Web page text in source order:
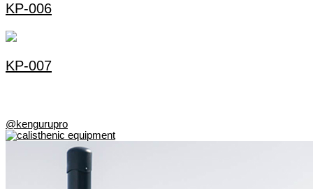
KP-006
KP-007
@kengurupro